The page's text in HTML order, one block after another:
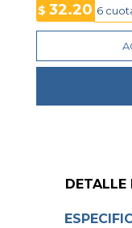
$ 32.20 6
DETALLE